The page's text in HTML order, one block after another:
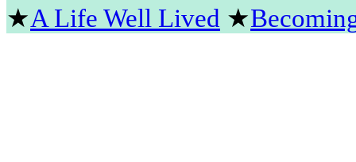
★A Life Well Lived ★